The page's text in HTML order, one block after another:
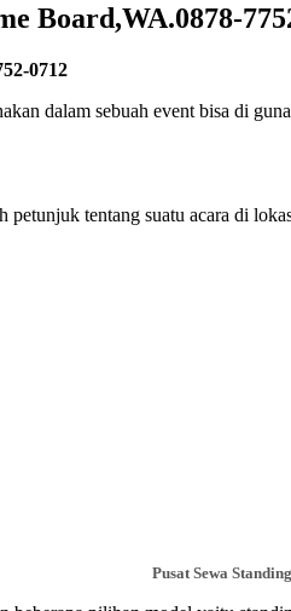
Board,WA.0878-
0712
dalam sebuah event bisa di
tentang suatu acara di
Pusat Sewa